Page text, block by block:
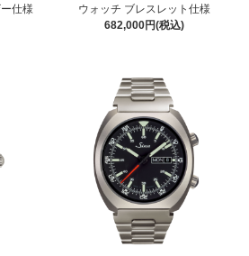
仕様
ウォッチ ブレスレット仕様
682,000円(税込)